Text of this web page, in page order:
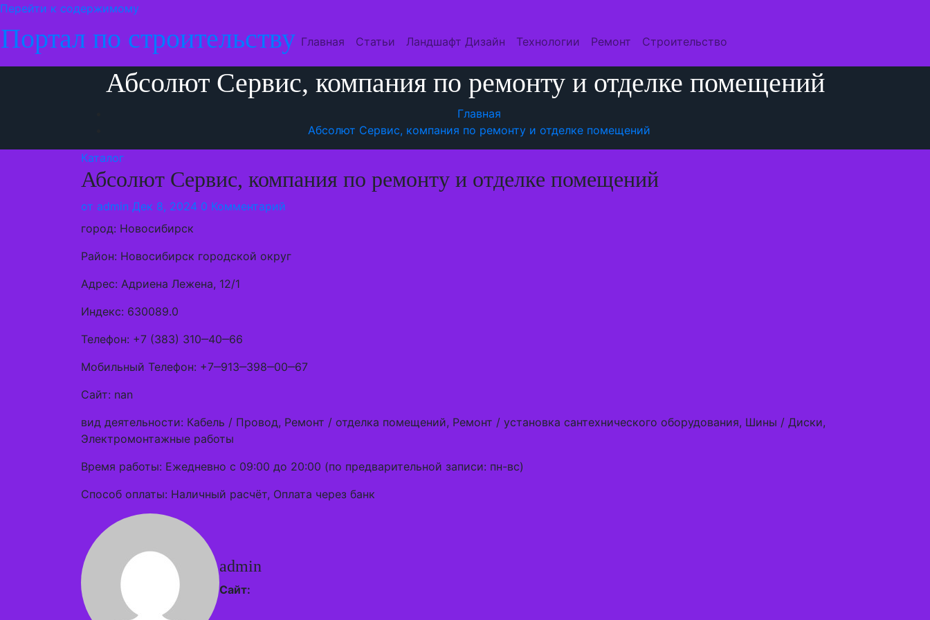
Перейти к содержимому
Портал по строительству Главная Статьи Ландшафт Дизайн Технологии Ремонт Строительство
Абсолют Сервис, компания по ремонту и отделке помещений
Главная
Абсолют Сервис, компания по ремонту и отделке помещений
Каталог
Абсолют Сервис, компания по ремонту и отделке помещений
от admin Дек 8, 2024 0 Комментарий
город: Новосибирск
Район: Новосибирск городской округ
Адрес: Адриена Лежена, 12/1
Индекс: 630089.0
Телефон: +7 (383) 310‒40‒66
Мобильный Телефон: +7‒913‒398‒00‒67
Сайт: nan
вид деятельности: Кабель / Провод, Ремонт / отделка помещений, Ремонт / установка сантехнического оборудования, Шины / Диски,
Электромонтажные работы
Время работы: Ежедневно с 09:00 до 20:00 (по предварительной записи: пн-вс)
Способ оплаты: Наличный расчёт, Оплата через банк
admin
Сайт: